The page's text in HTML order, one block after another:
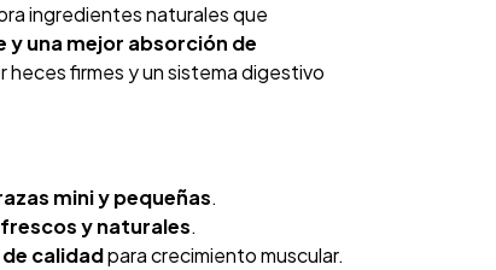
ingredientes naturales que
y una mejor absorción de
heces firmes y un sistema digestivo
mini y pequeñas.
y naturales.
calidadpara crecimiento muscular.